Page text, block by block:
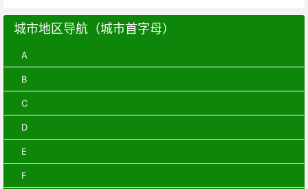
城市地区导航（城市首字母）
A
B
C
D
E
F